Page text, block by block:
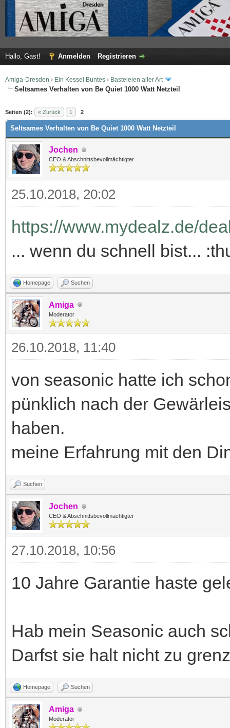
Hallo, Gast! Anmelden Registrieren
Amiga-Dresden › Ein Kessel Buntes › Basteleien aller Art
Seltsames Verhalten von Be Quiet 1000 Watt Netzteil
Seiten (2): « Zurück 1 2
Durchschnitt
Seltsames Verhalten von Be Quiet 1000 Watt Netzteil
Jochen
CEO & Abschnittsbevollmächtigter
25.10.2018, 20:02
https://www.mydealz.de/
... wenn du schnell bist...
Homepage Suchen
Amiga
Moderator
26.10.2018, 11:40
von seasonic hatte ich
pünklich nach der
haben.
meine Erfahrung mit den
Suchen
Jochen
CEO & Abschnittsbevollmächtigter
27.10.2018, 10:56
10 Jahre Garantie haste
Hab mein Seasonic auch
Darfst sie halt nicht zu
Homepage Suchen
Amiga
Moderator